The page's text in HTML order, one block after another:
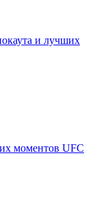
и лучших
моментов UFC